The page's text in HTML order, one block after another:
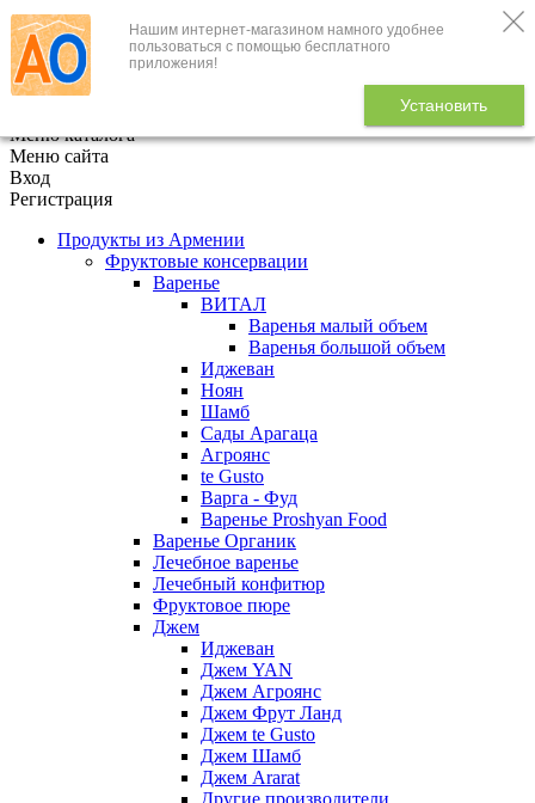
Нашим интернет-магазином намного удобнее
пользоваться с помощью бесплатного
приложения!
Установить
+7 (495) 646-888-1
В корзине
Меню каталога
Меню сайта
Вход
Регистрация
Продукты из Армении
Фруктовые консервации
Варенье
ВИТАЛ
Варенья малый объем
Варенья большой объем
Иджеван
Ноян
Шамб
Сады Арагаца
Агроянс
te Gusto
Варга - Фуд
Варенье Proshyan Food
Варенье Органик
Лечебное варенье
Лечебный конфитюр
Фруктовое пюре
Джем
Иджеван
Джем YAN
Джем Агроянс
Джем Фрут Ланд
Джем te Gusto
Джем Шамб
Джем Ararat
Другие производители